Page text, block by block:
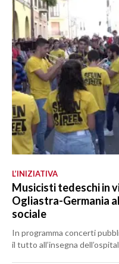
L’INIZIATIVA
Musicisti tedeschi in
Ogliastra-Germania
sociale
In programma concerti
il tutto all’insegna